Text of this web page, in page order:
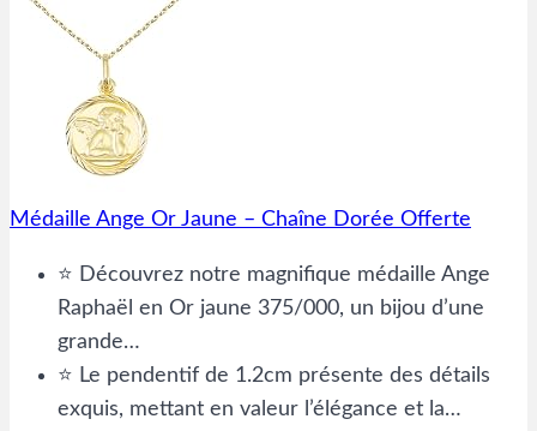
Médaille Ange Or Jaune – Chaîne Dorée Offerte
⭐ Découvrez notre magnifique médaille Ange
Raphaël en Or jaune 375/000, un bijou d’une
grande…
⭐ Le pendentif de 1.2cm présente des détails
exquis, mettant en valeur l’élégance et la…